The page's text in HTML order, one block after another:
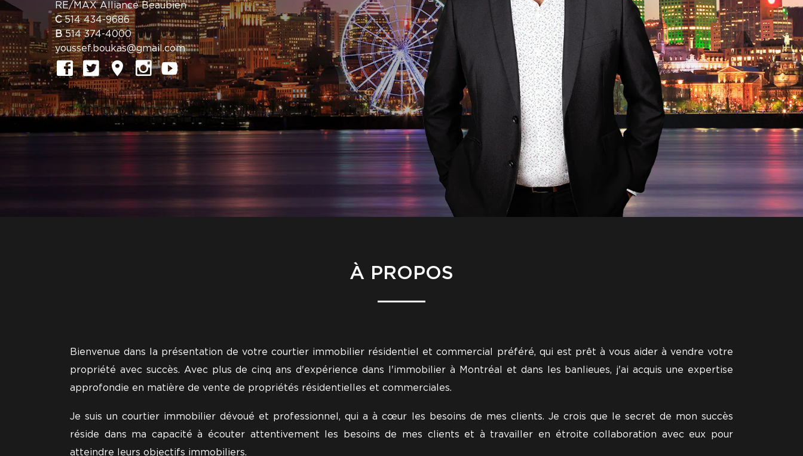
RE/MAX Alliance Beaubien
C 514 434-9686
B 514 374-4000
youssef.boukas@gmail.com
À PROPOS
Bienvenue dans la présentation de votre courtier immobilier résidentiel et commercial préféré, qui est prêt à vous aider à vendre votre
propriété avec succès. Avec plus de cinq ans d'expérience dans l'immobilier à Montréal et dans les banlieues, j'ai acquis une expertise
approfondie en matière de vente de propriétés résidentielles et commerciales.
Je suis un courtier immobilier dévoué et professionnel, qui a à cœur les besoins de mes clients. Je crois que le secret de mon succès
réside dans ma capacité à écouter attentivement les besoins de mes clients et à travailler en étroite collaboration avec eux pour
atteindre leurs objectifs immobiliers.